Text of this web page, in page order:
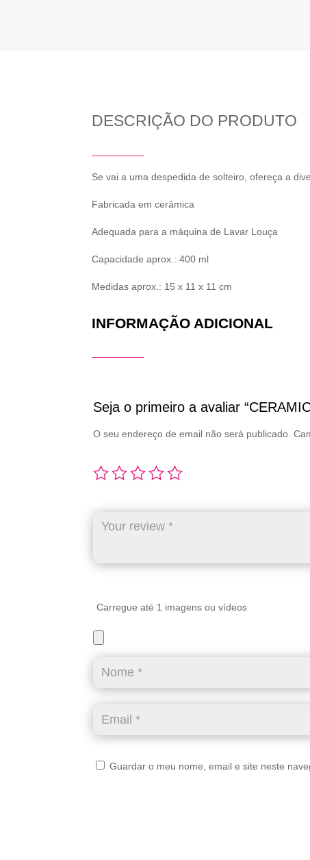
DESCRIÇÃO DO PRODUTO
Se vai a uma despedida de solteiro, ofereça a
Fabricada em cerâmica
Adequada para a máquina de Lavar Louça
Capacidade aprox.: 400 ml
Medidas aprox.: 15 x 11 x 11 cm
INFORMAÇÃO ADICIONAL
Seja o primeiro a avaliar
O seu endereço de email não será publicado.
Carregue até 1 imagens ou vídeos
Guardar o meu nome, email e site neste